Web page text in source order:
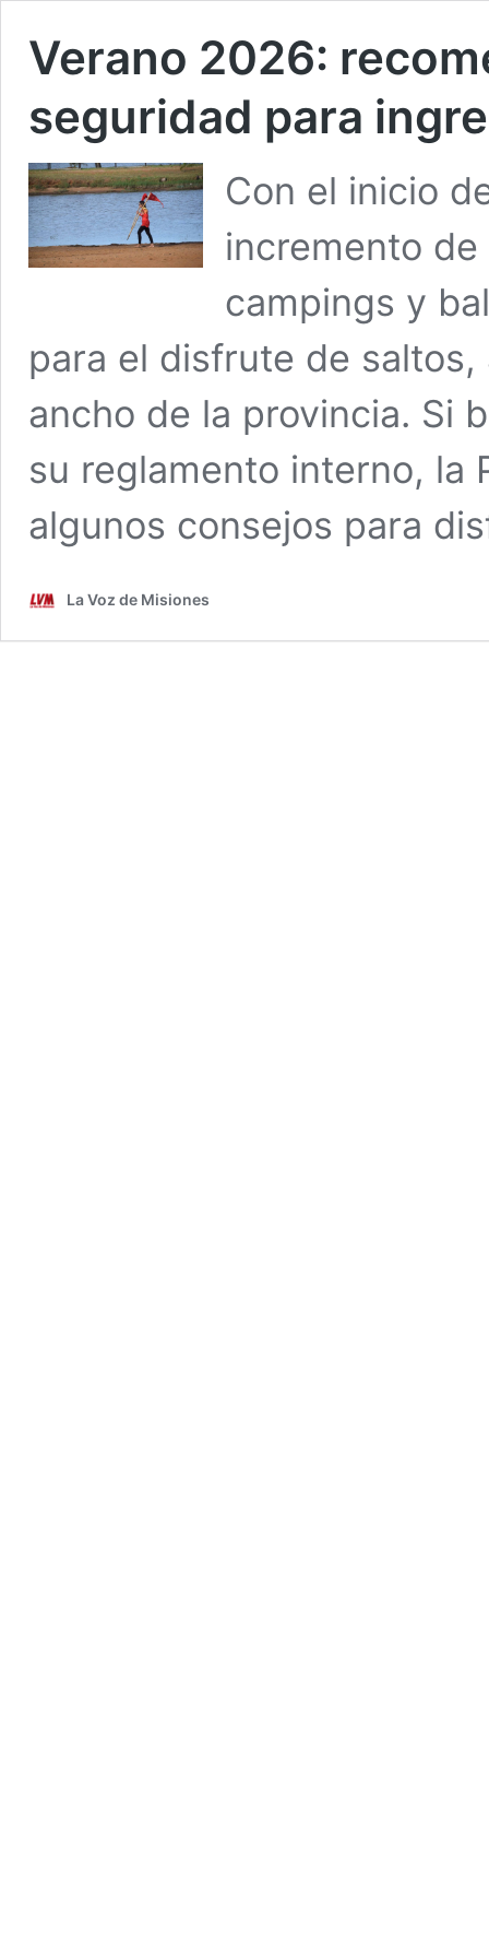
Verano 2026:
seguridad para
Con el inicio
incremento
campings y
para el disfrute de
ancho de la provincia. Si
su reglamento interno, la
algunos consejos para
La Voz de Misiones